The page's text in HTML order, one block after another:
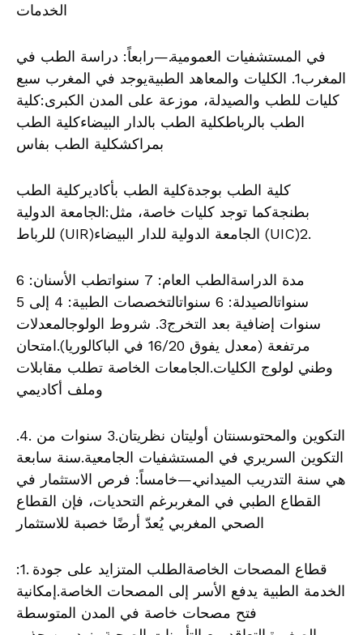
الخدمات
في المستشفيات العمومية.—رابعاً: دراسة الطب في
المغرب1. الكليات والمعاهد الطبيةيوجد في المغرب سبع
كليات للطب والصيدلة، موزعة على المدن الكبرى:كلية
الطب بالرباطكلية الطب بالدار البيضاءكلية الطب
بمراكشكلية الطب بفاس
كلية الطب بوجدةكلية الطب بأكاديركلية الطب
بطنجةكما توجد كليات خاصة، مثل:الجامعة الدولية
للرباط (UIR)الجامعة الدولية للدار البيضاء (UIC)2.
مدة الدراسةالطب العام: 7 سنواتطب الأسنان: 6
سنواتالصيدلة: 6 سنواتالتخصصات الطبية: 4 إلى 5
سنوات إضافية بعد التخرج3. شروط الولوجالمعدلات
مرتفعة (معدل يفوق 16/20 في الباكالوريا).امتحان
وطني لولوج الكليات.الجامعات الخاصة تطلب مقابلات
وملف أكاديمي
.4. التكوين والمحتوىسنتان أوليتان نظريتان.3 سنوات من
التكوين السريري في المستشفيات الجامعية.سنة سابعة
هي سنة التدريب الميداني.—خامساً: فرص الاستثمار في
القطاع الطبي في المغربرغم التحديات، فإن القطاع
الصحي المغربي يُعدّ أرضًا خصبة للاستثمار
:1. قطاع المصحات الخاصةالطلب المتزايد على جودة
الخدمة الطبية يدفع الأسر إلى المصحات الخاصة.إمكانية
فتح مصحات خاصة في المدن المتوسطة